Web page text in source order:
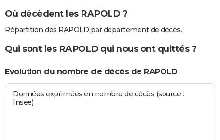
Où décèdent les RAPOLD ?
Répartition des RAPOLD par département de décès.
Qui sont les RAPOLD qui nous ont quittés ?
Evolution du nombre de décès de RAPOLD
Données exprimées en nombre de décès (source :
Insee)